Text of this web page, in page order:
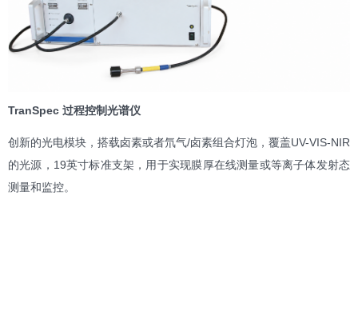
TranSpec 过程控制光谱仪
创新的光电模块，搭载卤素或者氘气/卤素组合灯泡，覆盖UV-VIS-NIR
的光源，19英寸标准支架，用于实现膜厚在线测量或等离子体发射态
测量和监控。